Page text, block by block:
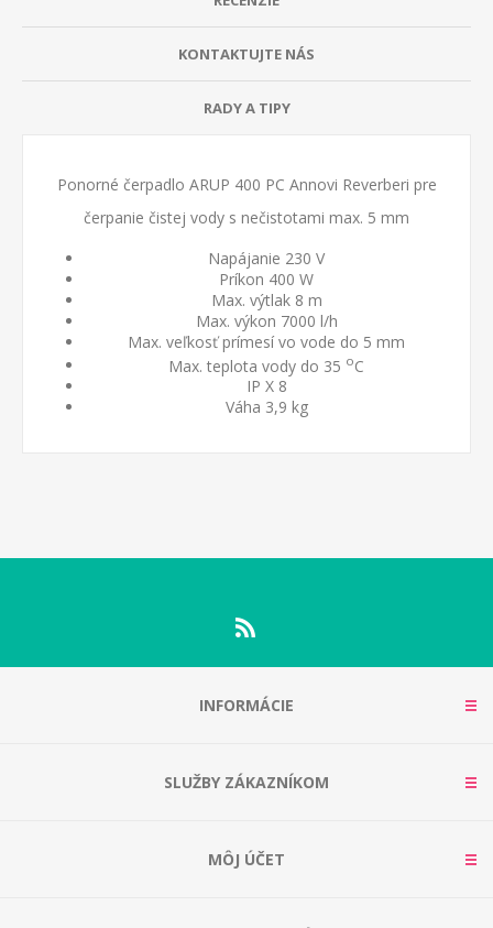
KONTAKTUJTE NÁS
RADY A TIPY
Ponorné čerpadlo ARUP 400 PC Annovi Reverberi pre
čerpanie čistej vody s nečistotami max. 5 mm
Napájanie 230 V
Príkon 400 W
Max. výtlak 8 m
Max. výkon 7000 l/h
Max. veľkosť prímesí vo vode do 5 mm
Max. teplota vody do 35 oC
IP X 8
Váha 3,9 kg
INFORMÁCIE
SLUŽBY ZÁKAZNÍKOM
MÔJ ÚČET